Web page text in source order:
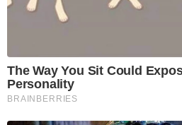
The Way You Sit Could
Personality
BRAINBERRIES